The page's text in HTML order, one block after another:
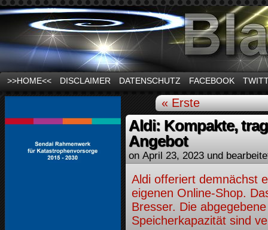
News und Infos zum Thema Stromausfall
>>HOME<< DISCLAIMER DATENSCHUTZ FACEBOOK
« Erste
Aldi: Kompakte,
Angebot
on April 23, 2023 und
Aldi offeriert demnächst
eigenen Online-Shop.
Bresser. Die
Speicherkapazität sind